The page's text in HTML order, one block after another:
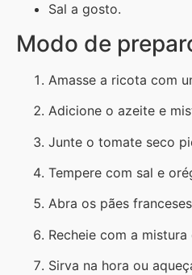
Sal a gosto.
Modo de
Amasse a ricota com
Adicione o azeite e
Junte o tomate seco
Tempere com sal e
Abra os pães
Recheie com a
Sirva na hora ou